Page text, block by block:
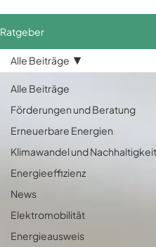
Ratgeber
Alle Beiträge
Förderungen und Beratung
Erneuerbare Energien
Klimawandel und Nachhaltigkeit
Energieeffizienz
News
Elektromobilität
Energieausweis
Alle Beiträge